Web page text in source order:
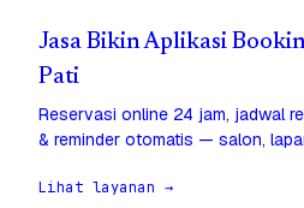
Jasa Bikin Aplikasi
Pati
Reservasi online 24 jam, jadwal
& reminder otomatis — salon,
Lihat layanan →